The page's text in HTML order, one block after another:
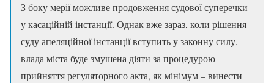
З боку мерії можливе продовження судової суперечки
у касаційній інстанції. Однак вже зараз, коли рішення
суду апеляційної інстанції вступить у законну силу,
влада міста буде змушена діяти за процедурою
прийняття регуляторного акта, як мінімум – винести